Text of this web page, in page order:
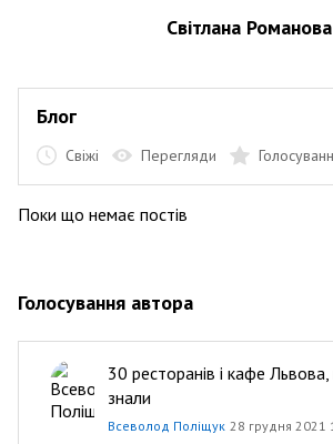
Світлана Романова
Блог
Свіжі Перегляди
Поки що немає постів
Голосування автора
30 ресторанів і кафе Львова,
знали
Всеволод Поліщук 28 грудня 2021